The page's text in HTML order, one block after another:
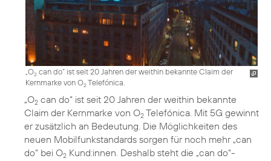
„O2 can do“ ist seit 20 Jahren der weithin bekannte Claim der
Kernmarke von O2Telefónica.
„O2 can do“ ist seit 20 Jahren der weithin bekannte
Claim der Kernmarke von O2 Telefónica. Mit 5G gewinnt
er zusätzlich an Bedeutung. Die Möglichkeiten des
neuen Mobilfunkstandards sorgen für noch mehr „can
do“ bei O2 Kund:innen. Deshalb steht die „can do“-